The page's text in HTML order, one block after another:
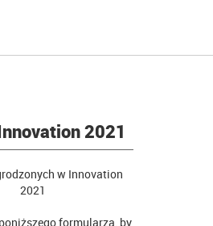
2021
w Innovation
2021
formularza, by